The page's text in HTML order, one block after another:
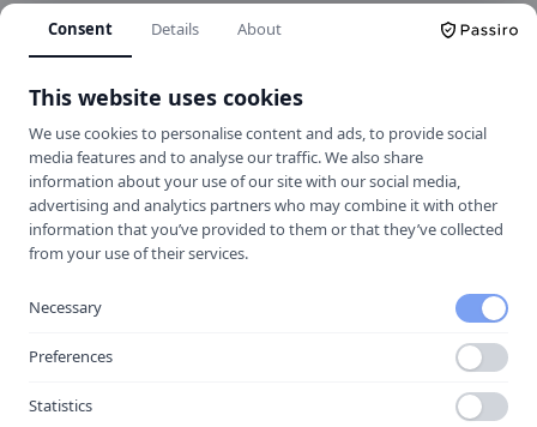
Consent Details About
This website uses cookies
We use cookies to personalise content and ads, to provide social
media features and to analyse our traffic. We also share
information about your use of our site with our social media,
advertising and analytics partners who may combine it with other
information that you’ve provided to them or that they’ve collected
from your use of their services.
Necessary
Preferences
Statistics